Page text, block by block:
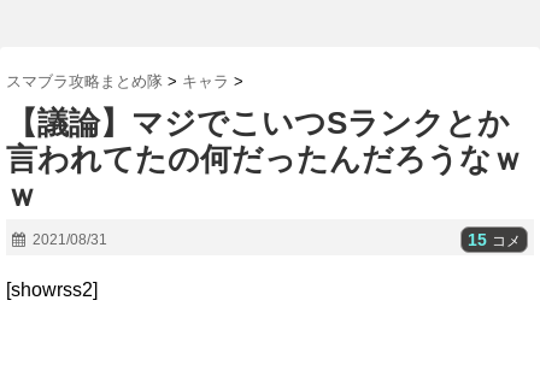
スマブラ攻略まとめ隊 > キャラ >
【議論】マジでこいつSランクとか
言われてたの何だったんだろうなｗ
ｗ
2021/08/31 15 コメ
[showrss2]